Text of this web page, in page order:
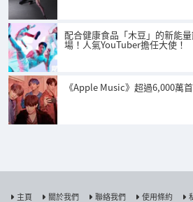
配合健康食品「木豆」的新能
場！人氣YouTuber擔任大使！
《Apple Music》超過6,000萬
主頁 關於我們 聯絡我們 使用條約